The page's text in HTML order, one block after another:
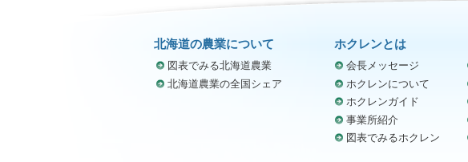
北海道の農業について
図表でみる北海道農業
北海道農業の全国シェア
ホクレンとは
会長メッセージ
ホクレンについて
ホクレンガイド
事業所紹介
図表でみるホクレン